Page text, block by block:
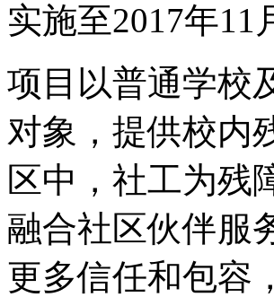
实施至2017年11
项目以普通学校
对象，提供校内
区中，社工为残
融合社区伙伴服
更多信任和包容